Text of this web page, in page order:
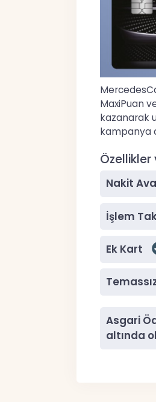
MaxiPuan
kazanarak
kampanya
Nakit
İşlem
Ek Kart
Asgari
altında